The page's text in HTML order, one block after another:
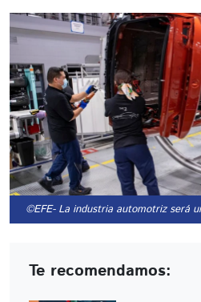
©EFE- La industria automotriz será
Te recomendamos: